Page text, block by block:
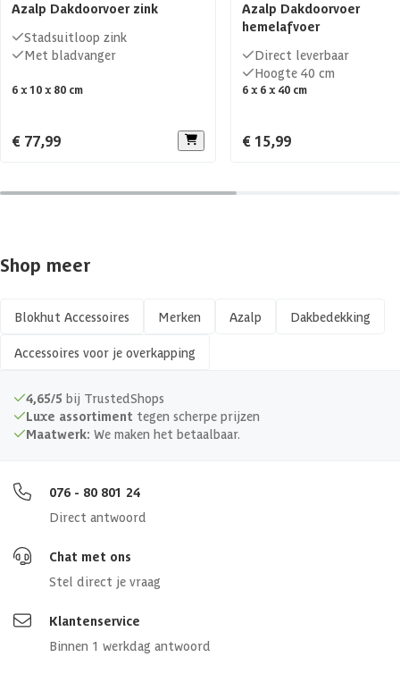
Azalp Dakdoorvoer zink
Stadsuitloop zink
Met bladvanger
6 x 10 x 80 cm
€ 77,99
Azalp Dakdoorvoer
hemelafvoer
Direct leverbaar
Hoogte 40 cm
6 x 6 x 40 cm
€ 15,99
Shop meer
Blokhut Accessoires Merken Azalp Dakbedekking
Accessoires voor je overkapping
4,65/5 bij TrustedShops
Luxe assortiment tegen scherpe prijzen
Maatwerk: We maken het betaalbaar.
076 - 80 801 24
Direct antwoord
Chat met ons
Stel direct je vraag
Klantenservice
Binnen 1 werkdag antwoord